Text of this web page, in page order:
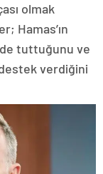
olmak
Hamas’ın
tuttuğunu ve
destek verdiğini